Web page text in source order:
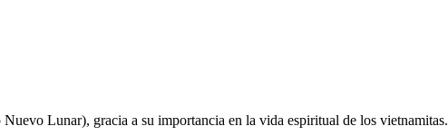
Lunar), gracia a su importancia en la vida espiritual de los vietnamitas.